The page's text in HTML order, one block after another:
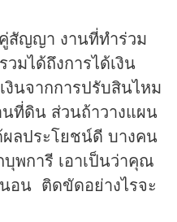
สัญญา งานที่ทำร่วม
มได้ถึงการได้เงิน
งินจากการปรับสินไหม
ที่ดิน ส่วนถ้าวางแผน
ลประโยชน์ดี บางคน
พการี เอาเป็นว่าคุณ
อน ติดขัดอย่างไรจะ